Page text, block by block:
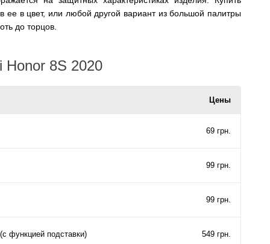
в цвет, или любой другой вариант из большой палитры
до торцов.
8S 2020
Цены
69 грн.
99 грн.
99 грн.
функцией подставки) 549 грн.